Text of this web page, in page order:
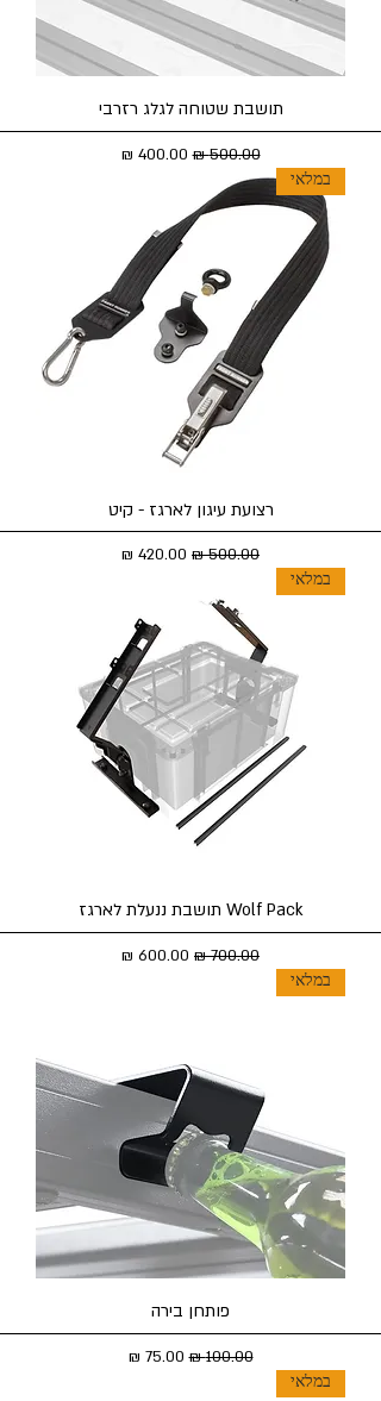
תושבת שטוחה לגלג רזרבי
מחיר רגיל‏500.00 ‏₪ מחיר מבצע
במלאי
רצועת עיגון לארגז - קיט
מחיר רגיל מחיר מבצע
במלאי
Wolf Pack תושבת ננעלת לארגז
מחיר רגיל מחיר מבצע
במלאי
פותחן בירה
מחיר רגיל‏100.00 ‏₪ מחיר מבצע
במלאי